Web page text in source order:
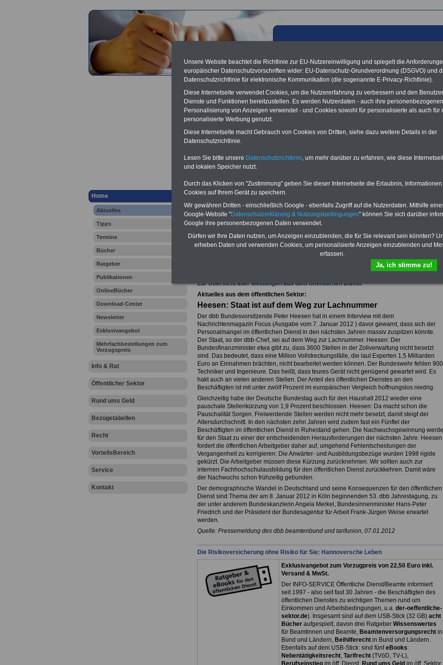
Home
Aktuelles
Tipps
Termine
Bücher
Ratgeber
Publikationen
OnlineBücher
Download-Center
Newsletter
Exklusivangebot
Mehrfachbestellungen zum
Vorzugspreis
Info & Rat
Öffentlicher Sektor
Rund ums Geld
Bezügetabellen
Recht
VorteilsBereich
Service
Kontakt
Aktuelles aus der öffentlichen Verwaltung: Heesen - Staat ist auf
dem Weg zur Lachnummer; 97.01.2012
Vorteile für den
öffentlichen Dienst
Vergleichen und sparen:
Berufsunfähigkeitsabsicherung
-Krankenzusatzversicherung-
Online-Vergleich Gesetzliche
Krankenkassen-
Zahnzusatzversicherung-
Ihr Berufsunfähigkeitsschutz - Für den Fall der Fälle: Hannoversche Leben
Zur Übersicht aller Meldungen aus dem öffentlichen Dienst
Aktuelles aus dem öffentlichen Sektor:
Heesen: Staat ist auf dem Weg zur Lachnummer
Der dbb Bundesvorsitzende Peter Heesen hat in einem Interview mit dem
Nachrichtenmagazin Focus (Ausgabe vom 7. Januar 2012 ) davor gewarnt, dass sich der
Personalmangel im öffentlichen Dienst in den nächsten Jahren massiv zuspitzen könnte.
Der Staat, so der dbb-Chef, sei auf dem Weg zur Lachnummer. Heesen: Der
Bundesfinanzminister etwa gibt zu, dass 3600 Stellen in der Zollverwaltung nicht besetzt
sind. Das bedeutet, dass eine Million Vollstreckungsfälle, die laut Experten 1,5 Milliarden
Euro an Einnahmen brächten, nicht bearbeitet werden können. Der Bundeswehr fehlen 900
Techniker und Ingenieure. Das heißt, dass teures Gerät nicht genügend gewartet wird. Es
hakt auch an vielen anderen Stellen. Der Anteil des öffentlichen Dienstes an den
Beschäftigten ist mit unter zwölf Prozent im europäischen Vergleich hoffnungslos niedrig.
Gleichzeitig habe der Deutsche Bundestag auch für den Haushalt 2012 wieder eine
pauschale Stellenkürzung von 1,9 Prozent beschlossen. Heesen: Da macht schon die
Pauschalität Sorgen. Freiwerdende Stellen werden nicht mehr besetzt, damit steigt der
Altersdurchschnitt. In den nächsten zehn Jahren wird zudem fast ein Fünftel der
Beschäftigten im öffentlichen Dienst in Ruhestand gehen. Die Nachwuchsgewinnung werde
für den Staat zu einer der entscheidenden Herausforderungen der nächsten Jahre. Heesen
fordert die öffentlichen Arbeitgeber daher auf, umgehend Fehlentscheidungen der
Vergangenheit zu korrigieren: Die Anwärter- und Ausbildungsbezüge wurden 1998 rigide
gekürzt. Die Arbeitgeber müssen diese Kürzung zurücknehmen. Wir sollten auch zur
internen Fachhochschulausbildung für den öffentlichen Dienst zurückkehren. Damit wäre
der Nachwuchs schon frühzeitig gebunden.
Der demographische Wandel in Deutschland und seine Konsequenzen für den öffentlichen
Dienst sind Thema der am 8. Januar 2012 in Köln beginnenden 53. dbb Jahrestagung, zu
der unter anderem Bundeskanzlerin Angela Merkel, Bundesinnenminister Hans-Peter
Friedrich und der Präsident der Bundesagentur für Arbeit Frank-Jürgen Weise erwartet
werden.
Quelle: Pressemeldung des dbb beamtenbund und tarifunion, 07.01.2012
Die Risikoversicherung ohne Risiko für Sie: Hannoversche Leben
Exklusivangebot zum Vorzugpreis von 22,50 Euro inkl.
Versand & MwSt.
Der INFO-SERVICE Öffentliche Dienst/Beamte informiert
seit 1997 - also seit fast 30 Jahren - die Beschäftigten des
öffentlichen Dienstes zu wichtigen Themen rund um
Einkommen und Arbeitsbedingungen, u.a. der-oeffentliche-
sektor.de). Insgesamt sind auf dem USB-Stick (32 GB) acht
Bücher aufgespielt, davon drei Ratgeber Wissenswertes
für Beamtinnen und Beamte, Beamtenversorgungsrechtin
Bund und Ländern, Beihilferecht.in Bund und Ländern.
Ebenfalls auf dem USB-Stick: sind fünfeBooks:
Nebentätigkeitsrecht, Tarifrecht(TVöD, TV-L),
Unsere Website beachtet die Richtlinie zur EU-Nutzereinwilligung und spiegelt die
europäischer Datenschutzvorschriften wider: EU-Datenschutz-Grundverordnung (DSGVO) und
Datenschutzrichtlinie für elektronische Kommunikation (die sogenannte E-Privacy-Richtlinie).
Diese Internetseite verwendet Cookies, um die Nutzererfahrung zu verbessern und den
Dienste und Funktionen bereitzustellen. Es werden Nutzerdaten - auch ihre
Personalisierung von Anzeigen verwendet - und Cookies sowohl für personalisierte als auch für
personalisierte Werbung genutzt.
Diese Internetseite macht Gebrauch von Cookies von Dritten, siehe dazu weitere Details in der
Datenschutzrichtlinie.
Lesen Sie bitte unsere Datenschutzrichtlinie, um mehr darüber zu erfahren, wie diese
und lokalen Speicher nutzt.
Durch das Klicken von "Zustimmung" geben Sie dieser Internetseite die Erlaubnis,
Cookies auf Ihrem Gerät zu speichern.
Wir gewähren Dritten - einschließlich Google - ebenfalls Zugriff auf die Nutzerdaten. Mithilfe
Google-Website "Datenschutzerklärung & Nutzungsbedingungen" können Sie sich darüber
Google ihre personenbezogenen Daten verwendet.
Dürfen wir Ihre Daten nutzen, um Anzeigen einzublenden, die für Sie relevant sein könnten?
erheben Daten und verwenden Cookies, um personalisierte Anzeigen einzublenden und
erfassen.
Ja, ich stimme zu!